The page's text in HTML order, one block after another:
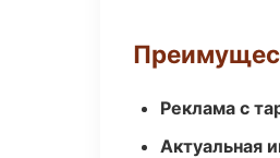
Реклама с
Актуальная